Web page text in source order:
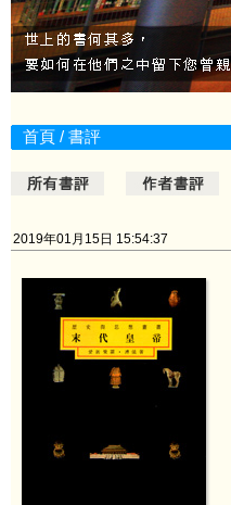
首頁 / 書評
2019年01月15日 15:54:37